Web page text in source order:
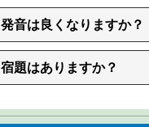
発音は良くなりますか？
宿題はありますか？